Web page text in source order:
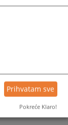
Prihvatam sve
Pokreće Klaro!